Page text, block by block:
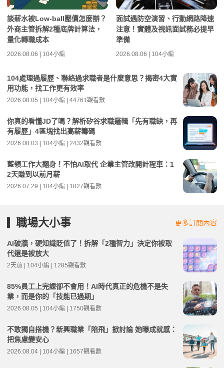
談薪水被Low-ball壓價怎麼辦？
外商主管拆解2種底牌計算法，
量化轉職成本
2026.08.06 | 104小編
面試遇防空演習、行動網路降速
注意！實體及視訊面試務必提早
準備
2026.08.06 | 104小編
104處理過履歷、聯絡過求職者是什麼意思？揭密4大實
用功能，找工作更有效率
2026.08.05 | 104小編 | 44761觀看數
你真的看懂JD了嗎？解析矽谷求職邏輯「先有職缺，再
有履歷」4區塊找出高薪籌碼
2026.08.03 | 104小編 | 2432觀看數
藍領工作大翻身！不怕AI取代 企業主管改開計程車：1
2天賺到以前月薪
2026.07.29 | 104小編 | 1827觀看數
職場大小事 更多訂閱內容
AI破牆，硬知識貶值了！拆解「2種智力」決定你被取
代還是被放大
2天前 | 104小編 | 1285觀看數
85%員工上完課卻不會用！AI時代真正的危機不是失
業，而是你的「技能已過期」
2026.08.05 | 104小編 | 1750觀看數
不敢獨自搭機？新興職業「陪飛」掀討論 她曝成就感：
把焦慮變安心
2026.08.04 | 104小編 | 1657觀看數